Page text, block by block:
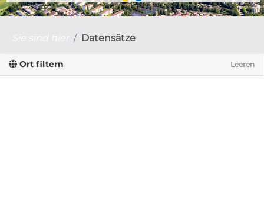
Datensätze
Ort filtern Leeren